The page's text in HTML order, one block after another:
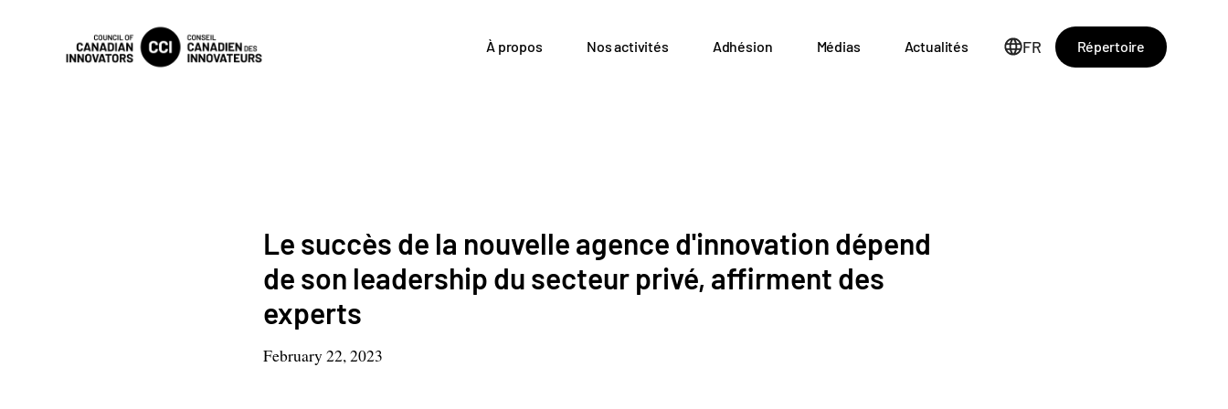
À propos Nos activités Adhésion Médias Actualités FR Répertoire
Le succès de la nouvelle agence d'innovation dépend
de son leadership du secteur privé, affirment des
experts
February 22, 2023